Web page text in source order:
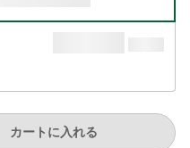
カートに入れる